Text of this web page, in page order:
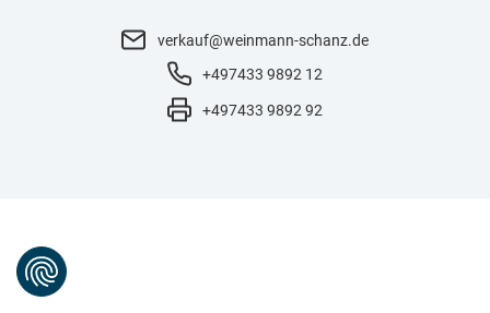
verkauf@weinmann-schanz.de
+497433 9892 12
+497433 9892 92